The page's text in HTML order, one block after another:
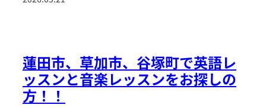
蓮田市、草加市、谷塚町で英語レ
ッスンと音楽レッスンをお探しの
方！！